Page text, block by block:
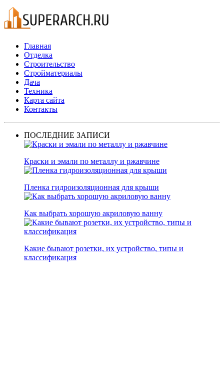
Главная
Отделка
Строительство
Стройматериалы
Дача
Техника
Карта сайта
Контакты
ПОСЛЕДНИЕ ЗАПИСИ
Краски и эмали по металлу и ржавчине
Пленка гидроизоляционная для крыши
Как выбрать хорошую акриловую ванну
Какие бывают розетки, их устройство, типы и
классификация